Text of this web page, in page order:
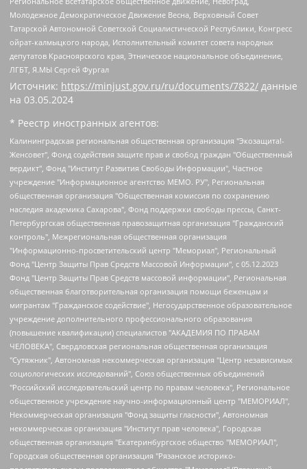
Молодежное Демократическое Движение Весна, Верховный Совет
Татарской Автономной Советской Социалистической Республики, Конгресс
ойрат-калмыцкого народа, Исполнительный комитет совета народных
депутатов Красноярского края, Этническое национальное объединение,
ЛГБТ, Я.МЫ Сергей Фургал
Источник: https://minjust.gov.ru/ru/documents/7822/ данные
на 03.05.2024
* Реестр иностранных агентов:
Калининградская региональная общественная организация "Экозащита!-Женсовет", Фонд содействия защите прав и свобод граждан "Общественный вердикт", Фонд "Институт Развития Свободы Информации", Частное учреждение "Информационное агентство МЕМО. РУ", Региональная общественная организация "Общественная комиссия по сохранению наследия академика Сахарова", Фонд поддержки свободы прессы, Санкт-Петербургская общественная правозащитная организация "Гражданский контроль", Межрегиональная общественная организация "Информационно-просветительский центр "Мемориал", Региональный Фонд "Центр Защиты Прав Средств Массовой Информации", с 05.12.2023 Фонд "Центр Защиты Прав Средств массовой информации", Региональная общественная благотворительная организация помощи беженцам и мигрантам "Гражданское содействие", Негосударственное образовательное учреждение дополнительного профессионального образования (повышение квалификации) специалистов "АКАДЕМИЯ ПО ПРАВАМ ЧЕЛОВЕКА", Свердловская региональная общественная организация "Сутяжник", Автономная некоммерческая организация "Центр независимых социологических исследований", Союз общественных объединений "Российский исследовательский центр по правам человека", Региональное общественное учреждение научно-информационный центр "МЕМОРИАЛ", Некоммерческая организация "Фонд защиты гласности", Автономная некоммерческая организация "Институт прав человека", Городская общественная организация "Екатеринбургское общество "МЕМОРИАЛ", Городская общественная организация "Рязанское историко-просветительское и правозащитное общество "Мемориал" (Рязанский Мемориал), Челябинский региональный орган общественной самодеятельности – женское общественное объединение "Женщины Евразии", Челябинский региональный орган общественной самодеятельности "Уральская правозащитная группа", Фонд содействия защите здоровья и социальной справедливости имени Андрея Рылькова, Автономная Некоммерческая Организация "Аналитический Центр Юрия Левады", Автономная некоммерческая организация социальной поддержки населения "Проект Апрель", Региональная общественная организация помощи женщинам и детям, находящимся в кризисной ситуации "Информационно-методический центр "Анна", Фонд содействия развитию массовых коммуникаций и правовому просвещению "Так-так-Так", Фонд содействия устойчивому развитию "Серебряная тайга", Свердловский региональный общественный фонд социальных проектов "Новое время", "Idel.Реалии", Кавказ.Реалии, Крым.Реалии, Телеканал Настоящее Время, Татаро-башкирская служба Радио Свобода (Azatliq Radiosi), Радио Свободная Европа/Радио Свобода (PCE/PC), "Сибирь.Реалии", "Фактограф", Благотворительный фонд помощи осужденным и их семьям, Автономная некоммерческая организация "Институт глобализации и социальных движений", Фонд "В защиту прав заключенных", Частное учреждение "Центр поддержки и содействия развитию средств массовой информации", Пензенский региональный общественный благотворительный фонд "Гражданский союз", "Север.Реалии", Некоммерческая организация Фонд "Правовая инициатива", Общество с ограниченной ответственностью "Радио Свободная Европа/Радио Свобода", Чешское информационное агентство "MEDIUM-ORIENT", Красноярская региональная общественная организация "Мы против СПИДа", Камалягин Денис Николаевич, Маркелов Сергей Евгеньевич, Пономарев Лев Александрович, Савицкая Людмила Алексеевна, Автономная некоммерческая организация "Центр по работе с проблемой насилия "НАСИЛИЮ.НЕТ", Межрегиональный профессиональный союз работников здравоохранения "Альянс врачей", Юридическое лицо, зарегистрированное в Латвийской Республике, SIA "Medusa Project" (регистрационный номер 40103797863, дата регистрации 10.06.2014), Некоммерческая организация "Фонд по борьбе с коррупцией", Автономная некоммерческая организация "Институт права и публичной политики", Баданин Роман Сергеевич, Гликин Максим Александрович, Железнова Мария Михайловна, Лукьянова Юлия Сергеевна, Маетная Елизавета Витальевна, Маняхин Петр Борисович, Чуракова Ольга Владимировна, Ярош Юлия Петровна, Юридическое лицо "The Insider SIA", зарегистрированное в Риге, Латвийская Республика (дата регистрации 26.06.2015), являющееся администратором доменного имени интернет-издания "The Insider SIA", https://theins.ru, Постернак Алексей Евгеньевич, Рубин Михаил Аркадьевич, Анин Роман Александрович, Юридическое лицо Istories fonds, зарегистрированное в Латвийской Республике (регистрационный номер 50008295751, дата регистрации 24.02.2020), Великовский Дмитрий Александрович, Долинина Ирина Николаевна, Мароховская Алеся Алексеевна, Шлейнов Роман Юрьевич, Шмагун Олеся Валентиновна, Общество с ограниченной ответственностью "Альтаир 2021", Общество с ограниченной ответственностью "Вега 2021", Общество с ограниченной ответственностью "Главный редактор 2021", Общество с ограниченной ответственностью "Ромашки монолит", Важенков Артем Валерьевич, Ивановская областная общественная организация "Центр гендерных исследований", Гурман Юрий Альбертович, Медиапроект "ОВД-Инфо", Егоров Владимир Владимирович, Жилинский Владимир Александрович, Общество с ограниченной ответственностью "ЗП", Иванова София Юрьевна, Карезина Инна Павловна, Кильтау Екатерина Викторовна, Петров Алексей Викторович, Пискунов Сергей Евгеньевич, Смирнов Сергей Сергеевич, Тихонов Михаил Сергеевич, Общество с ограниченной ответственностью "ЖУРНАЛИСТ-ИНОСТРАННЫЙ АГЕНТ", Арапова Галина Юрьевна, Вольтская Татьяна Анатольевна, Американская компания "Mason G.E.S. Anonymous Foundation" (США), являющаяся владельцем интернет-издания https://mnews.world/, Компания "Stichting Bellingcat", зарегистрированная в Нидерландах (дата регистрации 11.07.2018), Захаров Андрей Вячеславович, Клепиковская Екатерина Дмитриевна, Общество с ограниченной ответственностью "МЕМО", Перл Роман Александрович, Симонов Евгений Алексеевич, Соловьева Елена Анатольевна, Сотников Даниил Владимирович, Сурначева Елизавета Дмитриевна, Автономная некоммерческая организация по защите прав человека и информированию населения "Якутия – Наше Мнение", Общество с ограниченной ответственностью "Москоу диджитал медиа", с 26.01.2023 Общество с ограниченной ответственностью "Чайка Белые сады", Ветошкина Валерия Валерьевна, Заговора Максим Александрович, Межрегиональное общественное движение "Российская ЛГБТ - сеть", Оленичев Максим Владимирович, Павлов Иван Юрьевич, Скворцова Елена Сергеевна, Общество с ограниченной ответственностью "Как бы инагент", Кочетков Игорь Викторович, Общество с ограниченной ответственностью "Честные выборы", Еланчик Олег Александрович, Общество с ограниченной ответственностью "Нобелевский призыв", Гималова Регина Эмилевна, Григорьев Андрей Валерьевич, Григорьева Алина Александровна, Ассоциация по содействию защите прав призывников, альтернативнослужащих и военнослужащих "Правозащитная группа "Гражданин.Армия.Право", Хисамова Регина Фаритовна, Автономная некоммерческая организация по реализации социально-правовых программ "Лилит", Дальневосточное общественное движение "Маяк", Санкт-Петербургская ЛГБТ-инициативная группа "Выход", Инициативная группа ЛГБТ+ "Реверс", Алексеев Андрей Викторович, Бекбулатова Таисия Львовна, Беляев Иван Михайлович, Владыкина Елена Сергеевна, Гельман Марат Александрович, Никульшина Вероника Юрьевна, Толоконникова Надежда Андреевна, Шендерович Виктор Анатольевич, Общество с ограниченной ответственностью "Данное сообщение", Общество с ограниченной ответственностью Издательский дом "Новая глава", Айнбиндер Александра Александровна, Московский комьюнити-центр для ЛГБТ+инициатив, Благотворительный фонд развития филантропии, Deutsche Welle (Германия, Kurt-Schumacher-Strasse 3, 53113 Bonn), Борзунова Мария Михайловна, Воробьев Виктор Викторович, Голубева Анна Львовна, Константинова Алла Михайловна, Малкова Ирина Владимировна, Мурадов Мурад Абдулгалимович, Осетинская Елизавета Николаевна, Понасенков Евгений Николаевич, Ганапольский Матвей Юрьевич, Киселев Евгений Алексеевич, Борухович Ирина Григорьевна, Дремин Иван Тимофеевич, Дубровский Дмитрий Викторович, Красноярская региональная общественная организация поддержки и развития альтернативных образовательных технологий и межкультурных коммуникаций "ИНТЕРРА", Маяковская Екатерина Алексеевна, Фейгин Марк Захарович, Филимонов Андрей Викторович, Дзугкоева Регина Николаевна, Доброхотов Роман Александрович, Дудь Юрий Александрович, Елкин Сергей Владимирович, Кругликов Кирилл Игоревич, Сабунаева Мария Леонидовна, Семенов Алексей Владимирович, Шаинян Карен Багратович, Шульман Екатерина Михайловна, Асафьев Артур Валерьевич, Вахштайн Виктор Семенович, Венедиктов Алексей Алексеевич, Лушникова Екатерина Евгеньевна, Волков Леонид Михайлович, Невзоров Александр Глебович, Пархоменко Сергей Борисович, Сироткин Ярослав Николаевич, Кара-Мурза Владимир Владимирович, Баранова Наталья Владимировна, Гозман Леонид Яковлевич, Кагарлицкий Борис Юльевич, Климарев Михаил Валерьевич, Милов Владимир Станиславович, Автономная некоммерческая организация Краснодарский центр современного искусства "Типография", Моргенштерн Алишер Тагирович, Соболь Любовь Эдуардовна, Общество с ограниченной ответственностью "ЛИЗА НОРМ", Каспаров Гарри Кимович, Ходорковский Михаил Борисович, Общество с ограниченной ответственностью "Апрельские тезисы", Данилович Ирина Брониславовна, Кашин Олег Владимирович, Петров Николай Владимирович, Пивоваров Алексей Владимирович, Соколов Михаил Владимирович, Цветкова Юлия Владимировна, Чичваркин Евгений Александрович, Комитет против пыток/Команда против пыток, Общество с ограниченной ответственностью "Первый научный", Общество с ограниченной ответственностью "Вертолет и ко", Белоцерковская Вероника Борисовна, Кац Максим Евгеньевич, Лазарева Татьяна Юрьевна, Шаведдинов Руслан Табризович, Яшин Илья Валерьевич, Общество с ограниченной ответственностью "Иноагент ААВ", Алешковский Дмитрий Петрович, Альбац Евгения Марковна, Быков Дмитрий Львович, Галямина Юлия Евгеньевна, Лойко Сергей Леонидович, Мартынов Кирилл Константинович, Медведев Сергей Александрович, Крашенинников Федор Геннадиевич, Гордеева Катерина Вл